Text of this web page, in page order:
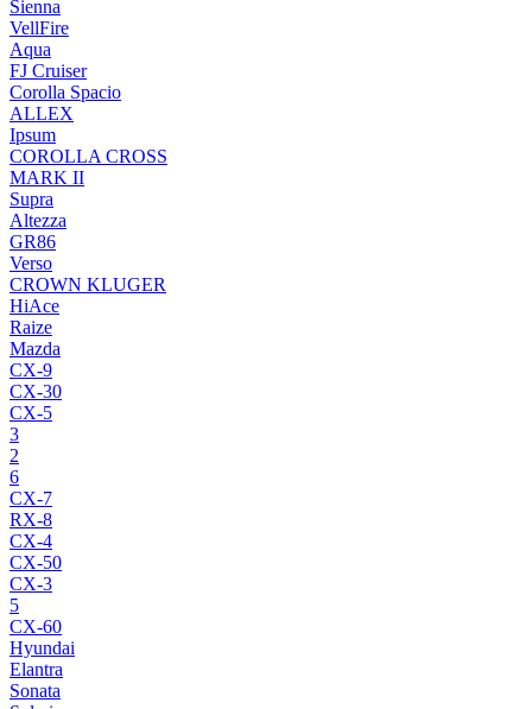
Sienna
VellFire
Aqua
FJ Cruiser
Corolla Spacio
ALLEX
Ipsum
COROLLA CROSS
MARK II
Supra
Altezza
GR86
Verso
CROWN KLUGER
HiAce
Raize
Mazda
CX-9
CX-30
CX-5
3
2
6
CX-7
RX-8
CX-4
CX-50
CX-3
5
CX-60
Hyundai
Elantra
Sonata